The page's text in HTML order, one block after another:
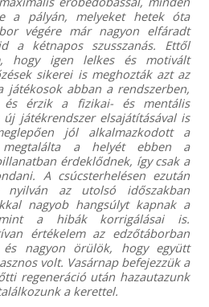
a pályán, melyeket hetek óta
végére már nagyon elfáradt
a kétnapos szusszanás. Ettől
hogy igen lelkes és motivált
sikerei is meghozták azt az
játékosok abban a rendszerben,
és érzik a fizikai- és mentális
játékrendszer elsajátításával is
jól alkalmazkodott a
a helyét ebben a
érdeklődnek, így csak a
A csúcsterhelésen ezután
az utolsó időszakban
nagyob hangsúlyt kapnak a
a hibák korrigálásai is.
értékelem az edzőtáborban
nagyon örülök, hogy együtt
volt. Vasárnap befejezzük a
regeneráció után hazautazunk
a kerettel.